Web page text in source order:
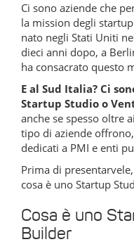
Ci sono aziende che
la mission degli
nato negli Stati Uniti
dieci anni dopo, a
ha consacrato questo
E al Sud Italia? Ci
Startup Studio o
anche se spesso oltre
tipo di aziende
dedicati a PMI e enti
Prima di
cosa è uno Startup
Cosa è uno
Builder